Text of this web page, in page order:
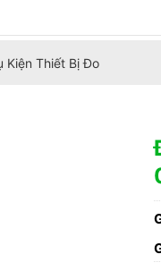
Kiện Thiết Bị Đo